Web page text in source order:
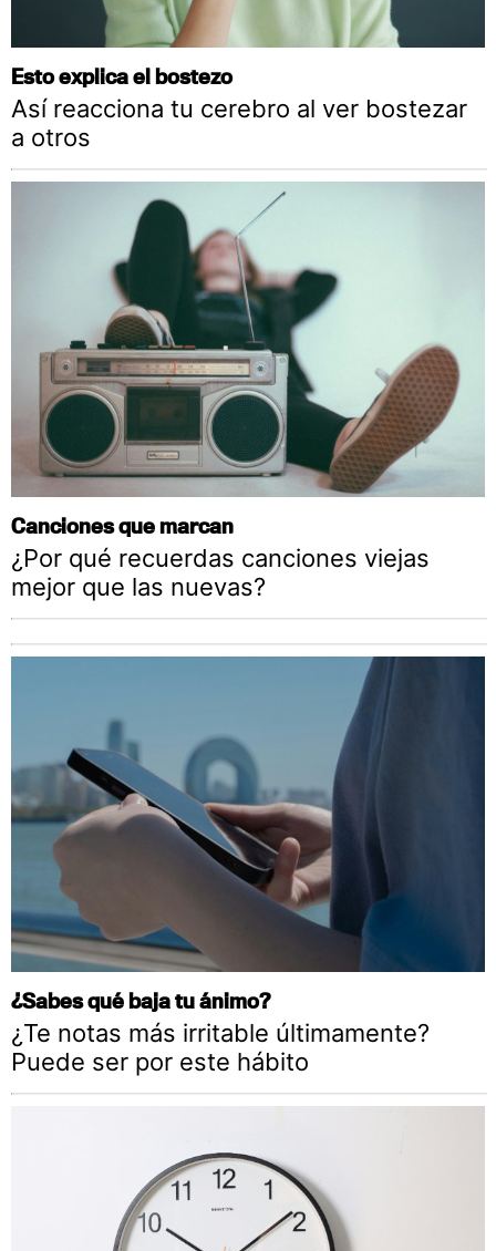
Esto explica el bostezo
Así reacciona tu cerebro al ver bostezar
a otros
Canciones que marcan
¿Por qué recuerdas canciones viejas
mejor que las nuevas?
¿Sabes qué baja tu ánimo?
¿Te notas más irritable últimamente?
Puede ser por este hábito